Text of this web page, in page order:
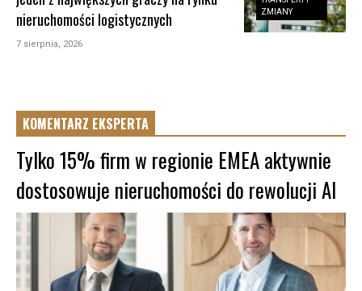
ZMIANY
nieruchomości logistycznych
7 sierpnia, 2026
KOMENTARZ EKSPERTA
Tylko 15% firm w regionie EMEA aktywnie
dostosowuje nieruchomości do rewolucji AI